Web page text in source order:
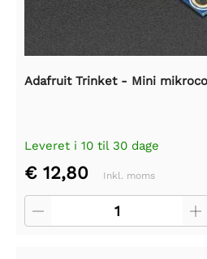
Adafruit Trinket - Mini
Leveret i 10 til 30 dage
€ 12,80 Inkl. moms